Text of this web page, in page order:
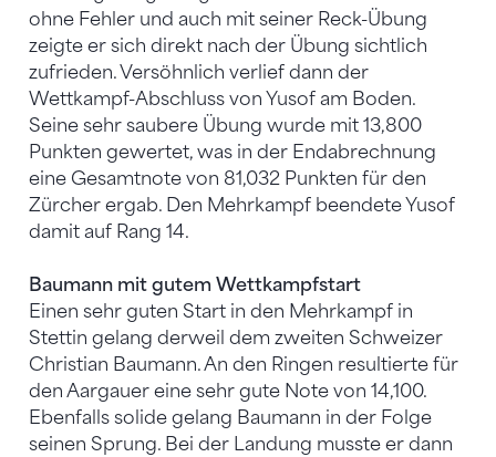
ohne Fehler und auch mit seiner Reck-Übung
zeigte er sich direkt nach der Übung sichtlich
zufrieden. Versöhnlich verlief dann der
Wettkampf-Abschluss von Yusof am Boden.
Seine sehr saubere Übung wurde mit 13,800
Punkten gewertet, was in der Endabrechnung
eine Gesamtnote von 81,032 Punkten für den
Zürcher ergab. Den Mehrkampf beendete Yusof
damit auf Rang 14.
Baumann mit gutem Wettkampfstart
Einen sehr guten Start in den Mehrkampf in
Stettin gelang derweil dem zweiten Schweizer
Christian Baumann. An den Ringen resultierte für
den Aargauer eine sehr gute Note von 14,100.
Ebenfalls solide gelang Baumann in der Folge
seinen Sprung. Bei der Landung musste er dann